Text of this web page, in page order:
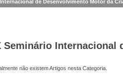
de Desenvolvimento Motor da
Seminário Internacional
não existem Artigos nesta Categoria.